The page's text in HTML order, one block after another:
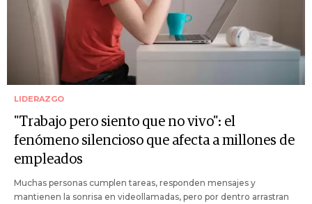
LIDERAZGO
"Trabajo pero siento que no vivo": el
fenómeno silencioso que afecta a millones de
empleados
Muchas personas cumplen tareas, responden mensajes y
mantienen la sonrisa en videollamadas, pero por dentro arrastran